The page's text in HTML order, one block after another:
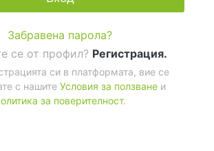
Забравена парола?
се от профил? Регистрация.
си в платформата, вие се
с нашите Условия за ползванеи
за поверителност.